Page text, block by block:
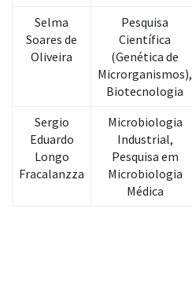
Selma
Soares de
Oliveira
Pesquisa
Científica
(Genética de
Microrganismos),
Biotecnologia
Sergio
Eduardo
Longo
Fracalanzza
Microbiologia
Industrial,
Pesquisa em
Microbiologia
Médica